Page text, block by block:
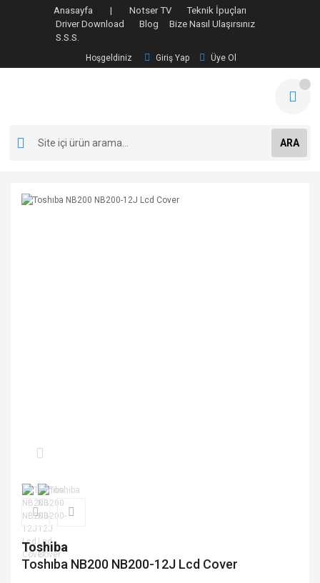
Anasayfa | Notser TV
Teknik İpuçları
Driver Download
Blog
Bize Nasıl Ulaşırsınız
S.S.S.
Hoşgeldiniz Giriş Yap Üye Ol
ARA
Toshiba
Toshıba NB200 NB200-12J Lcd Cover